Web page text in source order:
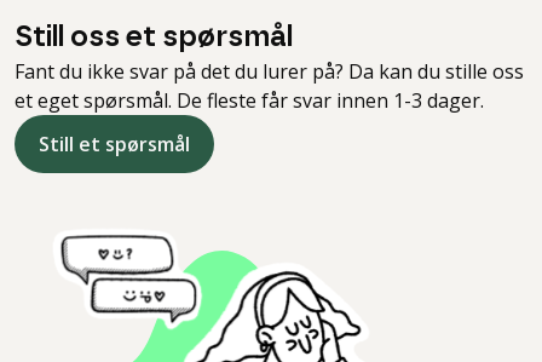
Still oss et spørsmål
Fant du ikke svar på det du lurer på? Da kan du stille oss
et eget spørsmål. De fleste får svar innen 1-3 dager.
Still et spørsmål